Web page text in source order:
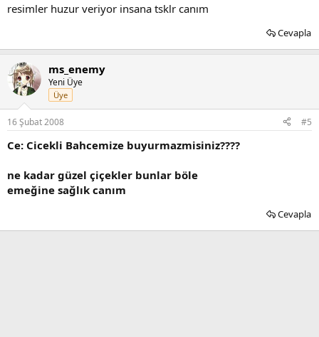
resimler huzur veriyor insana tsklr canım
Cevapla
ms_enemy
Yeni Üye
Üye
16 Şubat 2008 #5
Ce: Cicekli Bahcemize buyurmazmisiniz????
ne kadar güzel çiçekler bunlar böle
emeğine sağlık canım
Cevapla